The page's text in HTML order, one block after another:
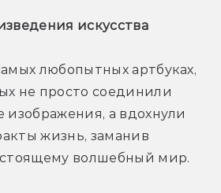
искусства
любопытных артбуках,
не просто соединили
изображения, а вдохнули
жизнь, заманив
волшебный мир.